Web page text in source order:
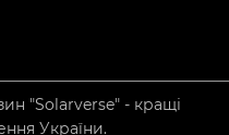
"Solarverse" - кращі
України.